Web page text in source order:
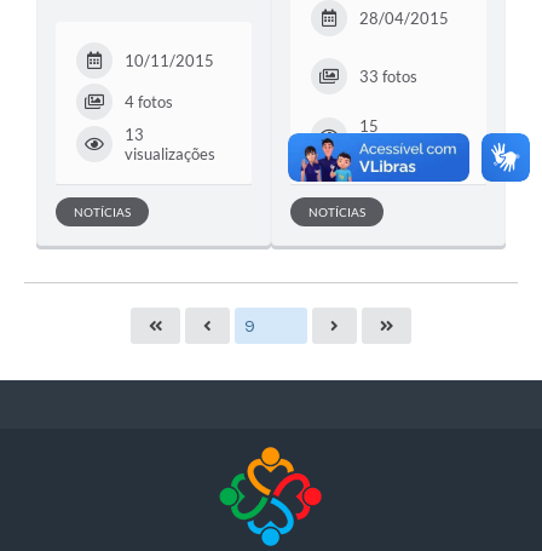
10/11/2015
4 fotos
13
visualizações
NOTÍCIAS
28/04/2015
33 fotos
15
visualizações
NOTÍCIAS